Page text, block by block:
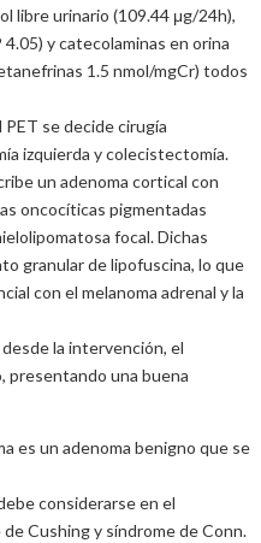
libre urinario (109.44 μg/24h),
y catecolaminas en orina
1.5 nmol/mgCr) todos
se decide cirugía
izquierda y colecistectomía.
un adenoma cortical con
oncocíticas pigmentadas
focal. Dichas
granular de lipofuscina, lo que
con el melanoma adrenal y la
la intervención, el
presentando una buena
es un adenoma benigno que se
considerarse en el
Cushing y síndrome de Conn.